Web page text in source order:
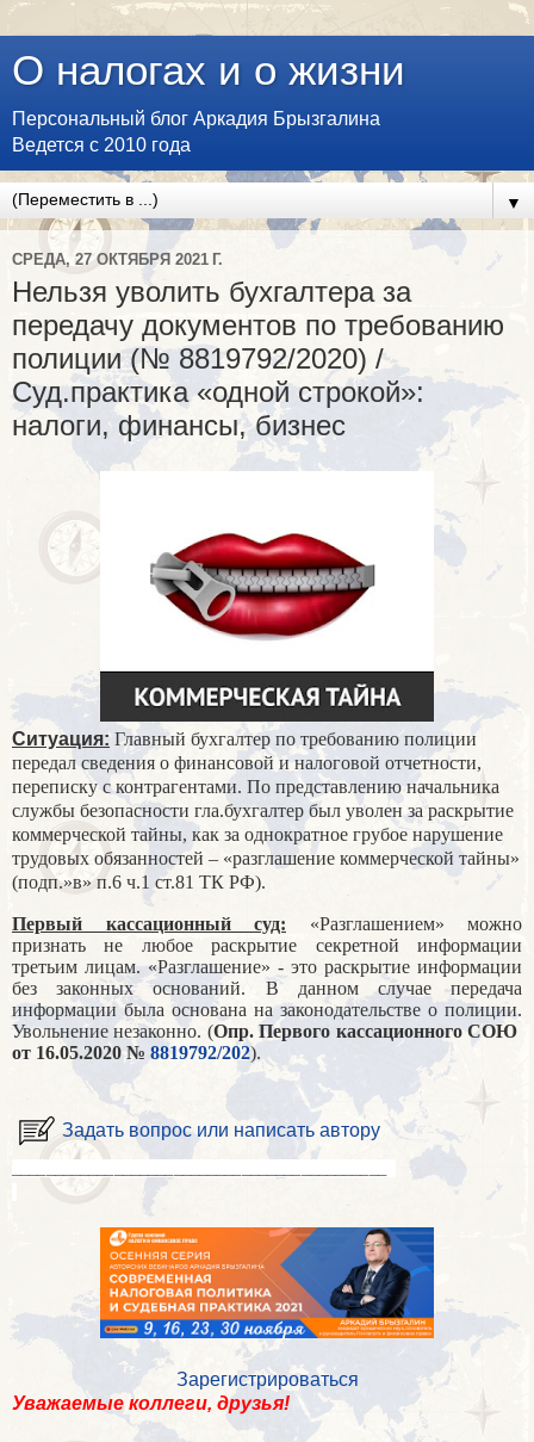
О налогах и о жизни
Персональный блог Аркадия Брызгалина
Ведется с 2010 года
▼
СРЕДА, 27 ОКТЯБРЯ 2021 Г.
Нельзя уволить бухгалтера за
передачу документов по требованию
полиции (№ 8819792/2020) /
Суд.практика «одной строкой»:
налоги, финансы, бизнес
Ситуация: Главный бухгалтер по требованию полиции
передал сведения о финансовой и налоговой отчетности,
переписку с контрагентами. По представлению начальника
службы безопасности гла.бухгалтер был уволен за раскрытие
коммерческой тайны, как за однократное грубое нарушение
трудовых обязанностей – «разглашение коммерческой тайны»
(подп.»в» п.6 ч.1 ст.81 ТК РФ).
Первый кассационный суд:
«Разглашением» можно
признать не любое раскрытие секретной информации
третьим лицам. «Разглашение» - это раскрытие информации
без законных оснований. В данном случае передача
информации была основана на законодательстве о полиции.
Увольнение незаконно. (Опр. Первого кассационного СОЮ
от 16.05.2020 № 8819792/202).
Задать вопрос или написать автору
Зарегистрироваться
Уважаемые коллеги, друзья!